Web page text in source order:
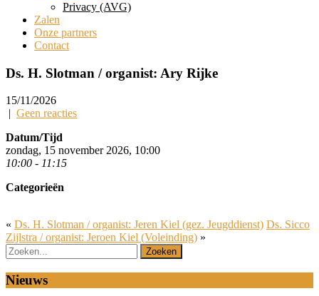
Privacy (AVG)
Zalen
Onze partners
Contact
Ds. H. Slotman / organist: Ary Rijke
15/11/2026
| Geen reacties
Datum/Tijd
zondag, 15 november 2026, 10:00
10:00 - 11:15
Categorieën
« Ds. H. Slotman / organist: Jeren Kiel (gez. Jeugddienst) Ds. Sicco
Zijlstra / organist: Jeroen Kiel (Voleinding) »
Nieuws